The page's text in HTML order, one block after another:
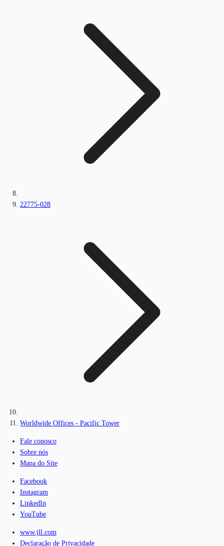
22775-028
Worldwide Offices - Pacific Tower
Fale conosco
Sobre nós
Mapa do Site
Facebook
Instagram
LinkedIn
YouTube
www.jll.com
Declaração de Privacidade